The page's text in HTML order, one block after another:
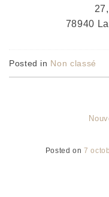
78940
Posted in Non classé
Posted on 7